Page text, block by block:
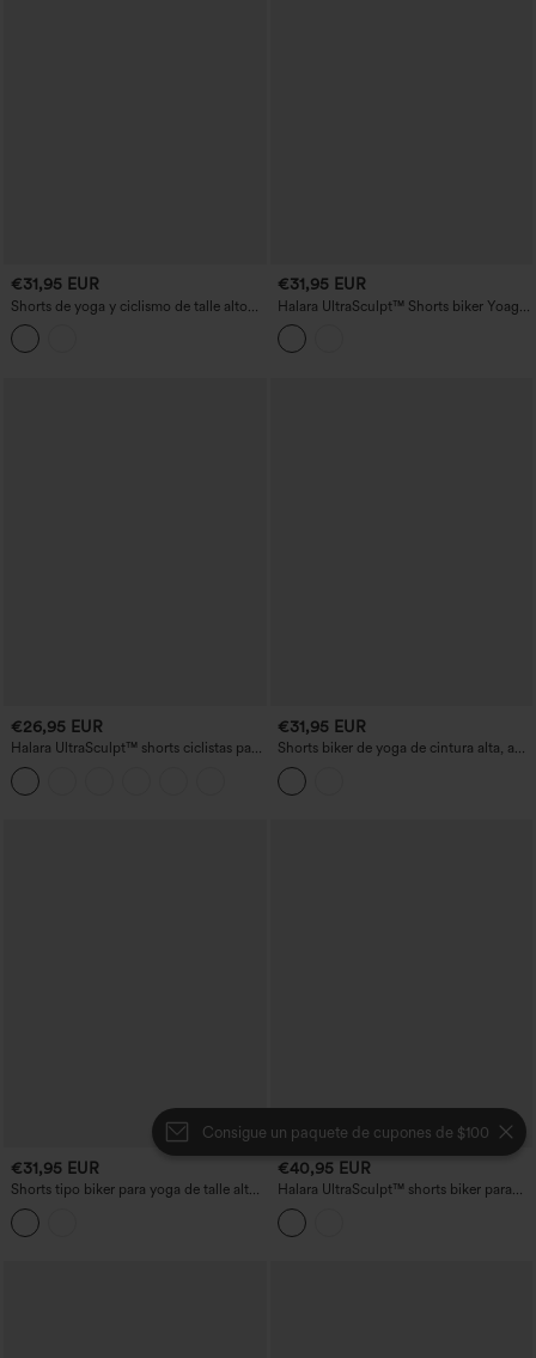
Consigue un paquete de cupones de $100
€31,95 EUR
Shorts de yoga y ciclismo de talle alto
con estampado de leopardo, 3'' y con
bolsillos
€31,95 EUR
Halara UltraSculpt™ Shorts biker Yoag
9'' de cintura alta con control
abdominal, malla transpirable con
encaje a contraste y bolsillos
€26,95 EUR
Halara UltraSculpt™ shorts ciclistas para
entrenamiento, tiro alto, control
abdominal moldeador y con bolsillo, 3''
€31,95 EUR
Shorts biker de yoga de cintura alta, a
rayas, con cordón y bolsillos, 7''
€31,95 EUR
Shorts tipo biker para yoga de talle alto
con cordón, a rayas y con bolsillos — 9''
€40,95 EUR
Halara UltraSculpt™ shorts biker para
yoga acanalados de talle alto con
control abdominal, 5'' con bolsillos